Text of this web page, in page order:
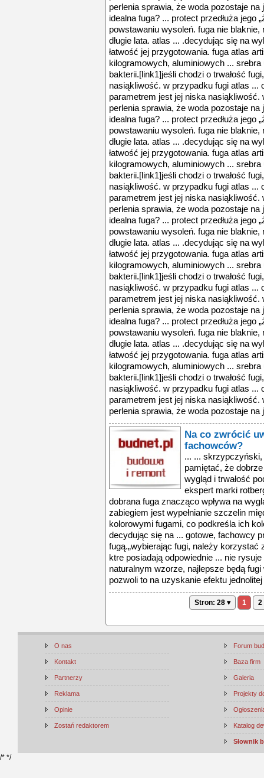
perlenia sprawia, że woda pozostaje
idealna fuga? ... protect przedłuża jego
powstawaniu wysoleń. fuga nie
długie lata. atlas ... .decydując się na
łatwość jej przygotowania. fuga atlas
kilogramowych, aluminiowych ...
bakterii.[link1]jeśli chodzi o trwałość
nasiąkliwość. w przypadku fugi atlas ...
parametrem jest jej niska
perlenia sprawia, że woda pozostaje
idealna fuga? ... protect przedłuża jego
powstawaniu wysoleń. fuga nie
długie lata. atlas ... .decydując się na
łatwość jej przygotowania. fuga atlas
kilogramowych, aluminiowych ...
bakterii.[link1]jeśli chodzi o trwałość
nasiąkliwość. w przypadku fugi atlas ...
parametrem jest jej niska
perlenia sprawia, że woda pozostaje
idealna fuga? ... protect przedłuża jego
powstawaniu wysoleń. fuga nie
długie lata. atlas ... .decydując się na
łatwość jej przygotowania. fuga atlas
kilogramowych, aluminiowych ...
bakterii.[link1]jeśli chodzi o trwałość
nasiąkliwość. w przypadku fugi atlas ...
parametrem jest jej niska
perlenia sprawia, że woda pozostaje
idealna fuga? ... protect przedłuża jego
powstawaniu wysoleń. fuga nie
długie lata. atlas ... .decydując się na
łatwość jej przygotowania. fuga atlas
kilogramowych, aluminiowych ...
bakterii.[link1]jeśli chodzi o trwałość
nasiąkliwość. w przypadku fugi atlas ...
parametrem jest jej niska
perlenia sprawia, że woda pozostaje na
Na co zwrócić
fachowców?
... ... skrzypczyński,
pamiętać, że
wygląd i trwałość
ekspert marki
dobrana fuga znacząco wpływa na
zabiegiem jest wypełnianie szczelin
kolorowymi fugami, co podkreśla ich
decydując się na ... gotowe, fachowcy
fugą.„wybierając fugi, należy korzystać
ktre posiadają odpowiednie ... nie
naturalnym wzorze, najlepsze będą
pozwoli to na uzyskanie efektu jednolitej
Stron: 28 ▾ 1 2
O nas
Kontakt
Partnerzy
Reklama
Opinie
Zostań redaktorem
Forum
Baza firm
Galeria
Projekty
Katalog
Słownik
/* */